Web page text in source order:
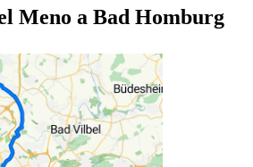
Meno a Bad Homburg